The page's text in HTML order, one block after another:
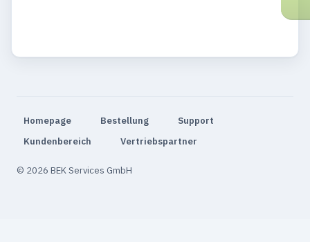
Homepage Bestellung
Support
Kundenbereich
Vertriebspartner
© 2026 BEK Services GmbH